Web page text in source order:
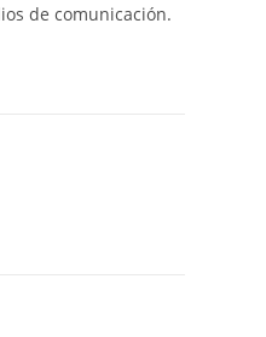
de comunicación.